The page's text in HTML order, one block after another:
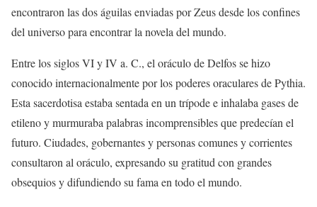
encontraron las dos águilas enviadas por Zeus desde los confines
del universo para encontrar la novela del mundo.
Entre los siglos VI y IV a. C., el oráculo de Delfos se hizo
conocido internacionalmente por los poderes oraculares de Pythia.
Esta sacerdotisa estaba sentada en un trípode e inhalaba gases de
etileno y murmuraba palabras incomprensibles que predecían el
futuro. Ciudades, gobernantes y personas comunes y corrientes
consultaron al oráculo, expresando su gratitud con grandes
obsequios y difundiendo su fama en todo el mundo.